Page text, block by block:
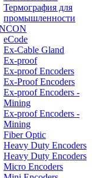
Термография для
промышленности
eCode
Ex-Cable Gland
Ex-proof
Ex-proof Encoders
Ex-Proof Encoders
Ex-proof Encoders -
Mining
Ex-proof Encoders -
Mining
Fiber Optic
Heavy Duty Encoders
Heavy Duty Encoders
Micro Encoders